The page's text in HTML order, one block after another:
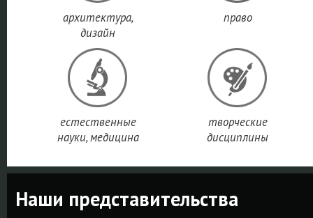
архитектура,
дизайн
право
естественные
науки, медицина
творческие
дисциплины
Наши представительства